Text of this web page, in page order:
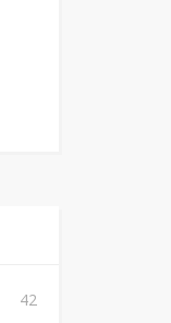
42